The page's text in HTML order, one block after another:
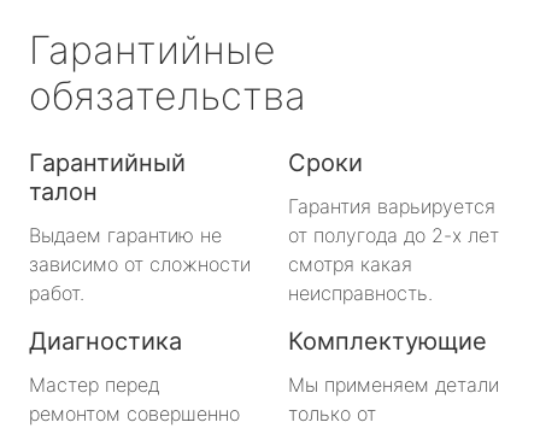
Гарантийные
обязательства
Гарантийный
талон
Выдаем гарантию не
зависимо от сложности
работ.
Сроки
Гарантия варьируется
от полугода до 2-х лет
смотря какая
неисправность.
Диагностика
Мастер перед
ремонтом совершенно
Комплектующие
Мы применяем детали
только от